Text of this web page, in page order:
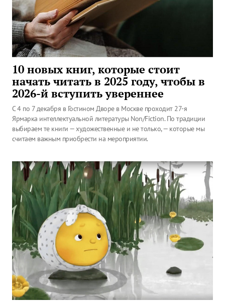
10 новых книг, которые стоит
начать читать в 2025 году, чтобы в
2026-й вступить увереннее
С 4 по 7 декабря в Гостином Дворе в Москве проходит 27-я
Ярмарка интеллектуальной литературы Non/Fiction. По традиции
выбираем те книги — художественные и не только, — которые мы
считаем важным приобрести на мероприятии.